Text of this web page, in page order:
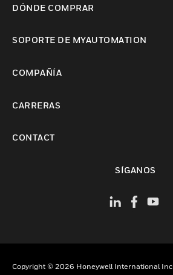
DÓNDE COMPRAR
SOPORTE DE MYAUTOMATION
COMPAÑÍA
CARRERAS
CONTACT
SÍGANOS
Copyright © 2026 Honeywell International Inc